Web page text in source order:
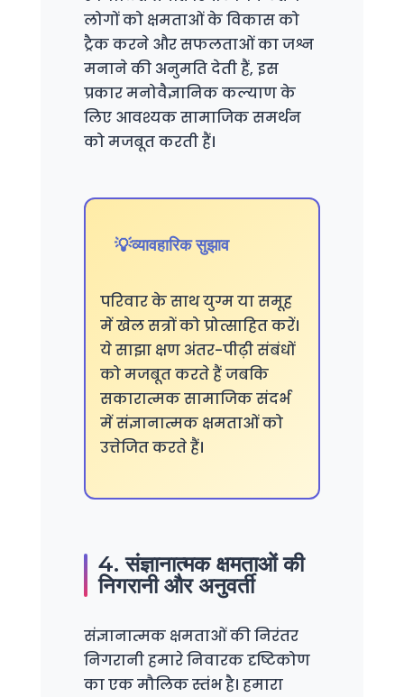
लोगों को क्षमताओं के विकास को
ट्रैक करने और सफलताओं का जश्न
मनाने की अनुमति देती हैं, इस
प्रकार मनोवैज्ञानिक कल्याण के
लिए आवश्यक सामाजिक समर्थन
को मजबूत करती हैं।
व्यावहारिक सुझाव
परिवार के साथ युग्म या समूह
में खेल सत्रों को प्रोत्साहित करें।
ये साझा क्षण अंतर-पीढ़ी संबंधों
को मजबूत करते हैं जबकि
सकारात्मक सामाजिक संदर्भ
में संज्ञानात्मक क्षमताओं को
उत्तेजित करते हैं।
4. संज्ञानात्मक क्षमताओं की
निगरानी और अनुवर्ती
संज्ञानात्मक क्षमताओं की निरंतर
निगरानी हमारे निवारक दृष्टिकोण
का एक मौलिक स्तंभ है। हमारा